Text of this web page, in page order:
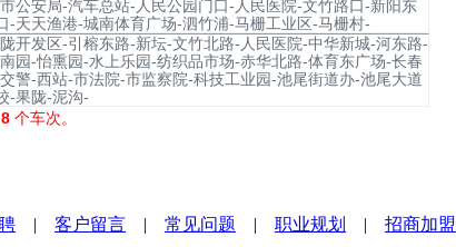
公安局-汽车总站-人民公园门口-人民医院-文竹路口-新阳东
-天天渔港-城南体育广场-泗竹浦-马栅工业区-马栅村-
开发区-引榕东路-新坛-文竹北路-人民医院-中华新城-河东路-
园-怡熏园-水上乐园-纺织品市场-赤华北路-体育东广场-长春
警-西站-市法院-市监察院-科技工业园-池尾街道办-池尾大道
-果陇-泥沟-
8 个车次。
| 客户留言 | 常见问题 | 职业规划 | 招商加盟